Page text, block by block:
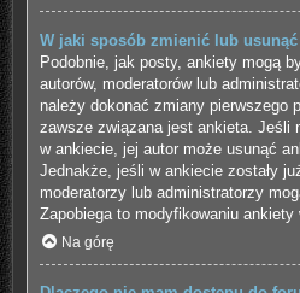
W jaki sposób zmienić lub usunąć
Podobnie, jak posty, ankiety mogą
autorów, moderatorów lub
należy dokonać zmiany pierwszego
zawsze związana jest ankieta. Jeśli
w ankiecie, jej autor może usunąć
Jednakże, jeśli w ankiecie zostały
moderatorzy lub administratorzy
Zapobiega to modyfikowaniu ankiety
Na górę